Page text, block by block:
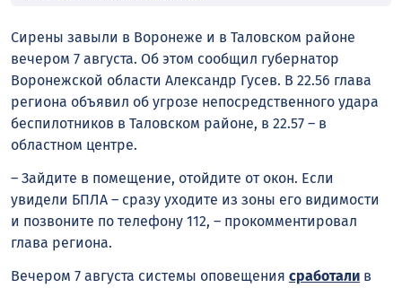
Сирены завыли в Воронеже и в Таловском районе
вечером 7 августа. Об этом сообщил губернатор
Воронежской области Александр Гусев. В 22.56 глава
региона объявил об угрозе непосредственного удара
беспилотников в Таловском районе, в 22.57 – в
областном центре.
– Зайдите в помещение, отойдите от окон. Если
увидели БПЛА – сразу уходите из зоны его видимости
и позвоните по телефону 112, – прокомментировал
глава региона.
Вечером 7 августа системы оповещения сработали в